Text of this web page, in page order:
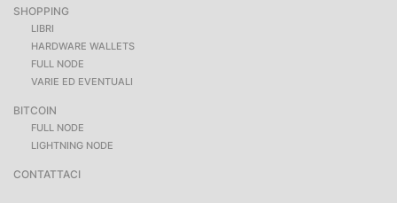
SHOPPING
LIBRI
HARDWARE WALLETS
FULL NODE
VARIE ED EVENTUALI
BITCOIN
FULL NODE
LIGHTNING NODE
CONTATTACI